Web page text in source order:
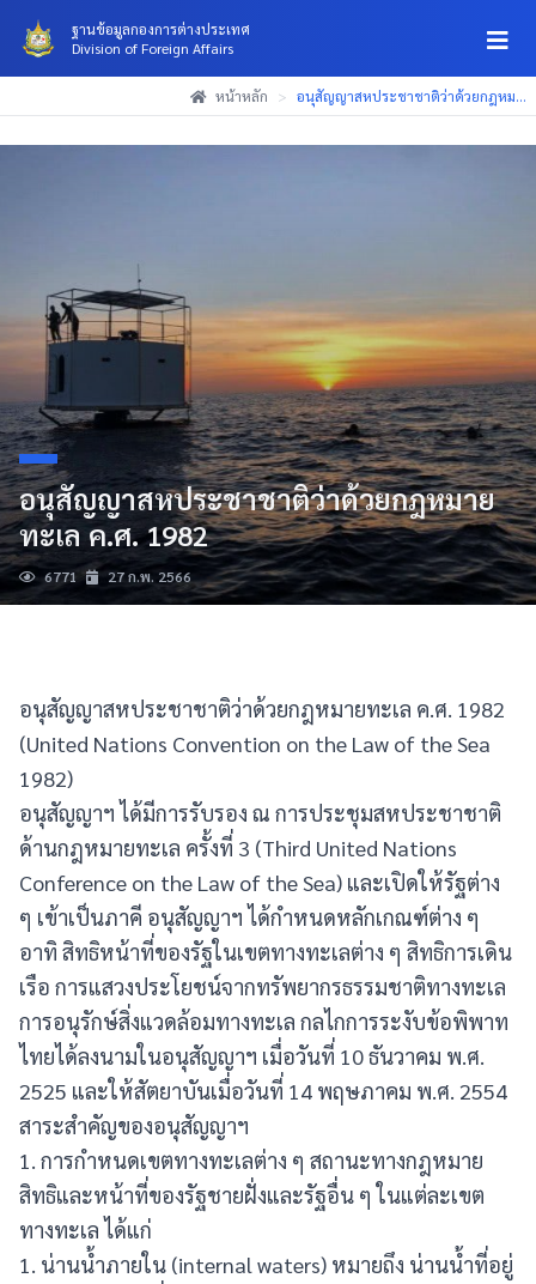
ฐานข้อมูลกองการต่างประเทศ
Division of Foreign Affairs
หน้าหลัก > อนุสัญญาสหประชาชาติว่าด้วยกฎหม...
อนุสัญญาสหประชาชาติว่าด้วยกฎหมาย
ทะเล ค.ศ. 1982
6771 27 ก.พ. 2566
อนุสัญญาสหประชาชาติว่าด้วยกฎหมายทะเล ค.ศ. 1982
(United Nations Convention on the Law of the Sea
1982)
อนุสัญญาฯ ได้มีการรับรอง ณ การประชุมสหประชาชาติ
ด้านกฎหมายทะเล ครั้งที่ 3 (Third United Nations
Conference on the Law of the Sea) และเปิดให้รัฐต่าง
ๆ เข้าเป็นภาคี อนุสัญญาฯ ได้กำหนดหลักเกณฑ์ต่าง ๆ
อาทิ สิทธิหน้าที่ของรัฐในเขตทางทะเลต่าง ๆ สิทธิการเดิน
เรือ การแสวงประโยชน์จากทรัพยากรธรรมชาติทางทะเล
การอนุรักษ์สิ่งแวดล้อมทางทะเล กลไกการระงับข้อพิพาท
ไทยได้ลงนามในอนุสัญญาฯ เมื่อวันที่ 10 ธันวาคม พ.ศ.
2525 และให้สัตยาบันเมื่อวันที่ 14 พฤษภาคม พ.ศ. 2554
สาระสำคัญของอนุสัญญาฯ
1. การกำหนดเขตทางทะเลต่าง ๆ สถานะทางกฎหมาย
สิทธิและหน้าที่ของรัฐชายฝั่งและรัฐอื่น ๆ ในแต่ละเขต
ทางทะเล ได้แก่
1. น่านน้ำภายใน (internal waters) หมายถึง น่านน้ำที่อยู่
(Esc)
(Esc)
(Esc)